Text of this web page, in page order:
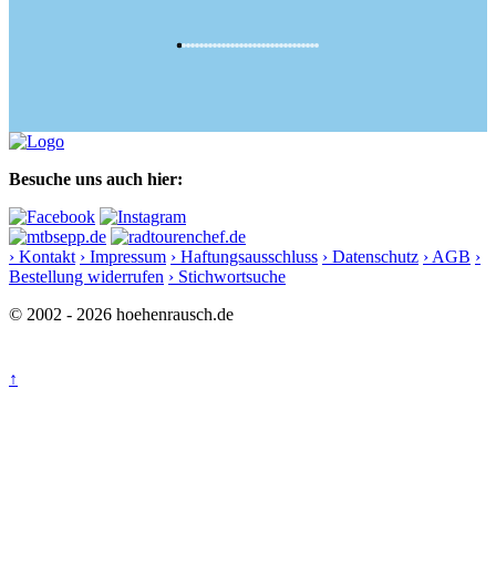
Besuche uns auch hier:
› Kontakt › Impressum › Haftungsausschluss › Datenschutz › AGB ›
Bestellung widerrufen › Stichwortsuche
© 2002 - 2026 hoehenrausch.de
↑